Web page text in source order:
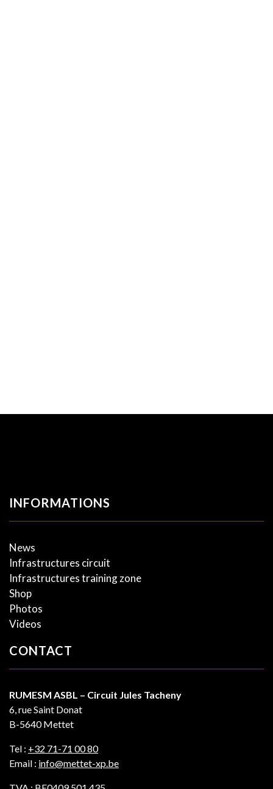
INFORMATIONS
News
Infrastructures circuit
Infrastructures training zone
Shop
Photos
Videos
CONTACT
RUMESM ASBL – Circuit Jules Tacheny
6, rue Saint Donat
B-5640 Mettet
Tel : +32 71-71 00 80
Email : info@mettet-xp.be